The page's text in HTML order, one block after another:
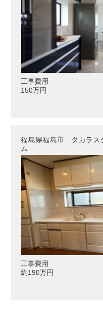
工事費用
150万円
福島県福島市 タカラス
ム
工事費用
約190万円